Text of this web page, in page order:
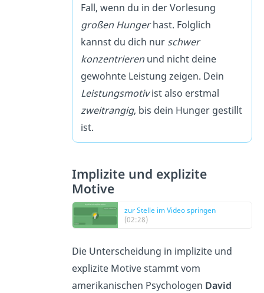
Fall, wenn du in der Vorlesung
großen Hungerhast. Folglich
kannst du dich nur schwer
konzentrierenund nicht deine
gewohnte Leistung zeigen. Dein
Leistungsmotivist also erstmal
zweitrangig, bis dein Hunger gestillt
ist.
Implizite und explizite
Motive
zur Stelle im Video springen
(02:28)
Die Unterscheidung in implizite und
explizite Motive stammt vom
amerikanischen Psychologen David